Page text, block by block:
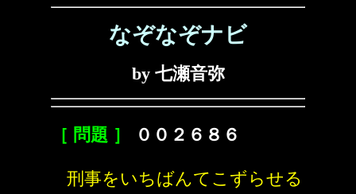
なぞなぞナビ
by 七瀬音弥
［ 問題 ］ ００２６８６
刑事をいちばんてこずらせる